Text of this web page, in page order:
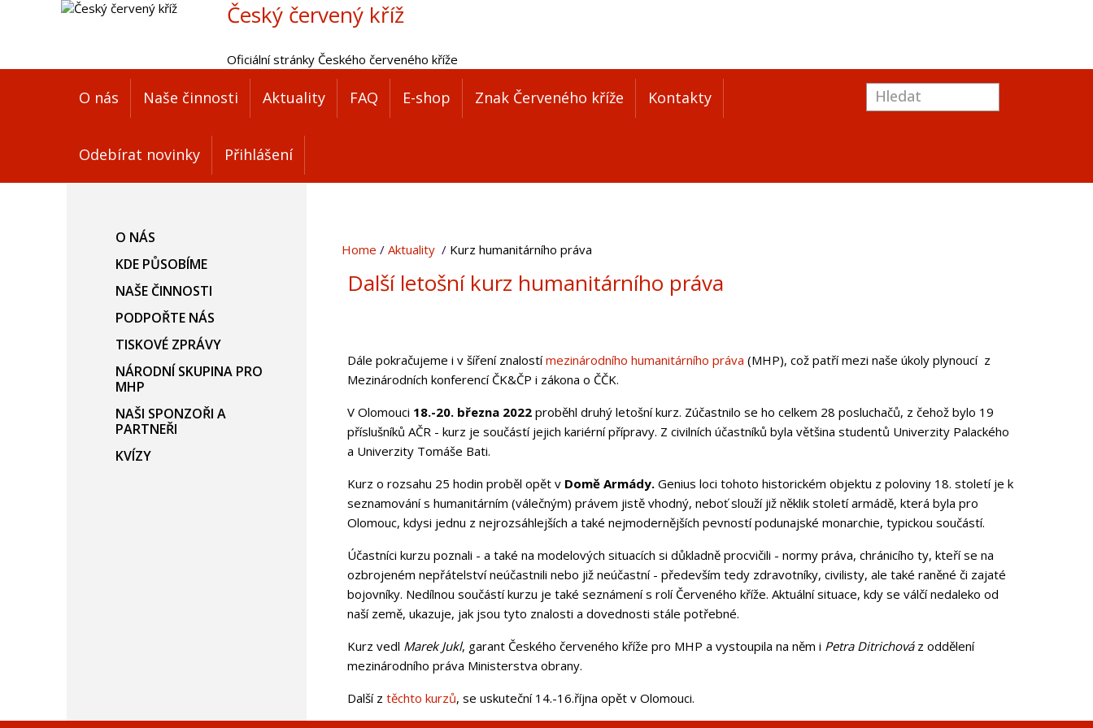
Český červený kříž
Oficiální stránky Českého červeného kříže
O nás Naše činnosti Aktuality FAQ E-shop Znak Červeného kříže Kontakty
Odebírat novinky Přihlášení
Home Aktuality Kurz humanitárního práva
Další letošní kurz humanitárního práva
Dále pokračujeme i v šíření znalostímezinárodního humanitárního práva (MHP), což patří mezi naše úkoly plynoucí z
Mezinárodních konferencí ČK&ČP i zákona o ČČK.
V Olomouci 18.-20. března 2022 proběhl druhý letošní kurz. Zúčastnilo se ho celkem 28 posluchačů, z čehož bylo 19
příslušníků AČR - kurz je součástí jejich kariérní přípravy. Z civilních účastníků byla většina studentů Univerzity Palackého
a Univerzity Tomáše Bati.
Kurz o rozsahu 25 hodin proběl opět v Domě Armády. Genius loci tohoto historickém objektu z poloviny 18. století je k
seznamování s humanitárním (válečným) právem jistě vhodný, neboť slouží již něklik století armádě, která byla pro
Olomouc, kdysi jednu z nejrozsáhlejších a také nejmodernějších pevností podunajské monarchie, typickou součástí.
Účastníci kurzu poznali - a také na modelových situacích si důkladně procvičili - normy práva, chránicího ty, kteří se na
ozbrojeném nepřátelství neúčastnili nebo již neúčastní - především tedy zdravotníky, civilisty, ale také raněné či zajaté
bojovníky. Nedílnou součástí kurzu je také seznámení s rolí Červeného kříže. Aktuální situace, kdy se válčí nedaleko od
naší země, ukazuje, jak jsou tyto znalosti a dovednosti stále potřebné.
Kurz vedl Marek Jukl, garant Českého červeného kříže pro MHP a vystoupila na něm i Petra Ditrichováz oddělení
mezinárodního práva Ministerstva obrany.
Další z těchto kurzů, se uskuteční 14.-16.října opět v Olomouci.
O NÁS
KDE PŮSOBÍME
NAŠE ČINNOSTI
PODPOŘTE NÁS
TISKOVÉ ZPRÁVY
NÁRODNÍ SKUPINA PRO
MHP
NAŠI SPONZOŘI A
PARTNEŘI
KVÍZY